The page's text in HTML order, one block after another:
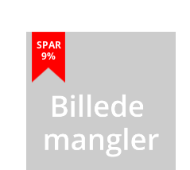
SPAR
9%